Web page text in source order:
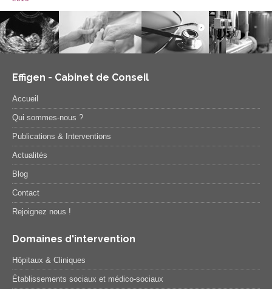
Effigen - Cabinet de Conseil
Accueil
Qui sommes-nous ?
Publications & Interventions
Actualités
Blog
Contact
Rejoignez nous !
Domaines d'intervention
Hôpitaux & Cliniques
Établissements sociaux et médico-sociaux